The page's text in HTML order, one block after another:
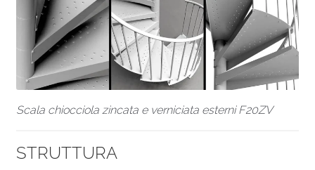
Scala chiocciola zincata e verniciata esterni F20ZV
STRUTTURA